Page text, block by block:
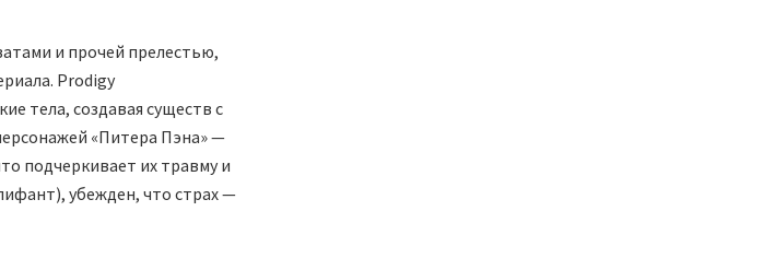
и прочей прелестью,
Prodigy
тела, создавая существ с
«Питера Пэна» —
подчеркивает их травму и
убежден, что страх —